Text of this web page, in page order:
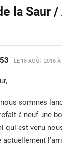
la Saur /
LE 18 AOÛT 2016
sommes
à neuf une
qui est venu
actuellement